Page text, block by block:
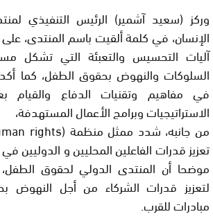
وركز (سعيد آشمير) الرئيس التنفيذي
الإنسان، في كلمة ألقيت باسم المنتدى،
آليات التحسيس والتعبئة التي تشكل
السلوكات والنهوض بحقوق الطفل، كما
في مفاهيم وتقنيات الدفاع
الاستراتيجيات وبرامج الأعمال المستهدفة،
تعزيز قدرات الفاعلين المحليين و الدوليين
موضحا أن المنتدى الدولي لحقوق
لتعزيز قدرات الشركاء من أجل النهوض
مبادرات للقرب.